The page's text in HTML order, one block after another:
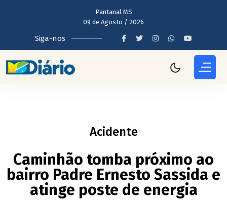
Pantanal MS
09 de Agosto / 2026
Siga-nos
Acidente
Caminhão tomba próximo ao
bairro Padre Ernesto Sassida e
atinge poste de energia